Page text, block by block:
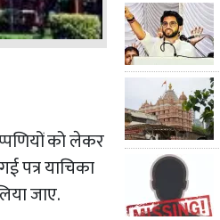
को लेकर
पत्र याचिका
जाए.